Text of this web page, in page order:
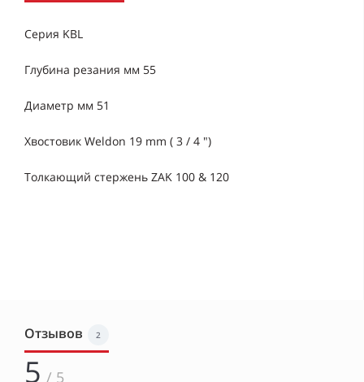
Серия KBL
Глубина резания мм 55
Диаметр мм 51
Хвостовик Weldon 19 mm ( 3 / 4 ")
Толкающий стержень ZAK 100 & 120
Отзывов 2
5 / 5